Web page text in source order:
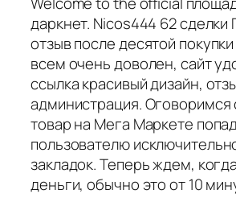
даркнет. Nicos444 62 сделки
отзыв после десятой
всем очень доволен, сайт
ссылка красивый дизайн,
администрация. Оговоримся
товар на Мега Маркете
пользователю
закладок. Теперь ждем,
деньги, обычно это от 10